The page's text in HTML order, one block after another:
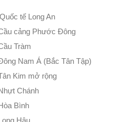
tế Long An
cảng Phước Đông
Tràm
Nam Á (Bắc Tân Tập)
Kim mở rộng
Chánh
Bình
Hậu